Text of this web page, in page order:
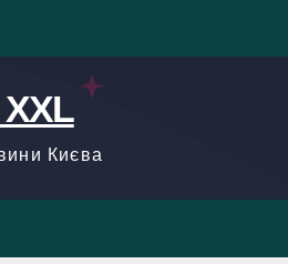
XXL
Києва